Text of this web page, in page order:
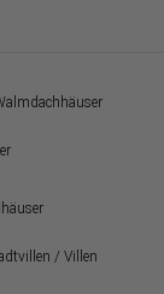
/ Villen